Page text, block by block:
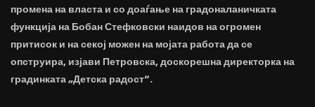
промена на власта и со доаѓање на градоналаничката
функција на Бобан Стефковски наидов на огромен
притисок и на секој можен на мојата работа да се
опструира, изјави Петровска, доскорешна директорка на
градинката „Детска радост“.